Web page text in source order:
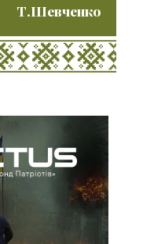
Т.Шевченко